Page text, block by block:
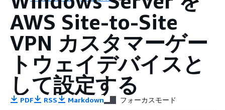
AWS Site-to-Site
VPN カスタマーゲー
トウェイデバイスと
して設定する
PDF RSS Markdown フォーカスモード